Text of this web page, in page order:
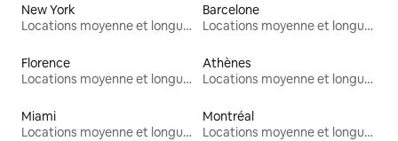
New York
Locations moyenne et longue durée
Barcelone
Locations moyenne et longue durée
Florence
Locations moyenne et longue durée
Athènes
Locations moyenne et longue durée
Miami
Locations moyenne et longue durée
Montréal
Locations moyenne et longue durée